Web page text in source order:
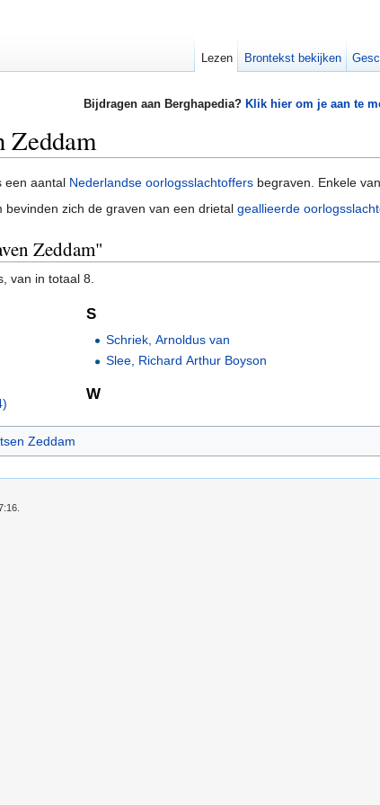
Bijdragen aan Berghapedia? Klik hier om je aan te
Zeddam
een aantal Nederlandse oorlogsslachtoffers begraven. Enkele
bevinden zich de graven van een drietal geallieerde
Zeddam"
van in totaal 8.
S
Schriek, Arnoldus van
Slee, Richard Arthur Boyson
W
Zeddam
Lezen Brontekst bekijken